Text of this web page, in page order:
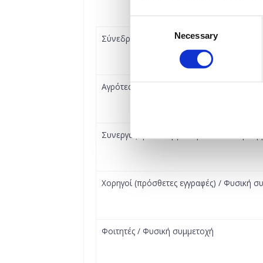
Necessary
Σύνεδροι / Φυσική συμμετοχή
Αγρότες κατ’ επάγγελμα / Φυσική συμμετοχή
Συνεργαζόμενοι οργανισμοί / Φυσική
Χορηγοί (πρόσθετες εγγραφές) / Φυσική
Φοιτητές / Φυσική συμμετοχή